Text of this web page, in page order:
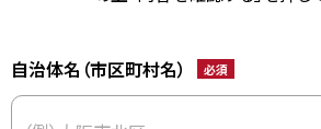
自治体名（市区町村名） 必須